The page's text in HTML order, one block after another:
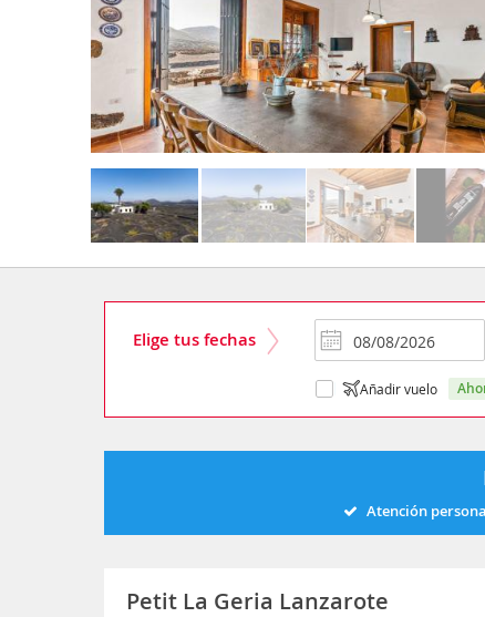
Elige tus fechas
Añadir vuelo
Atención
Petit La Geria Lanzarote